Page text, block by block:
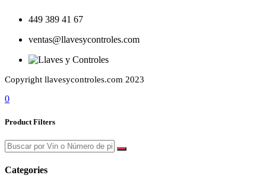
449 389 41 67
ventas@llavesycontroles.com
Copyright llavesycontroles.com 2023
0
Product Filters
Categories